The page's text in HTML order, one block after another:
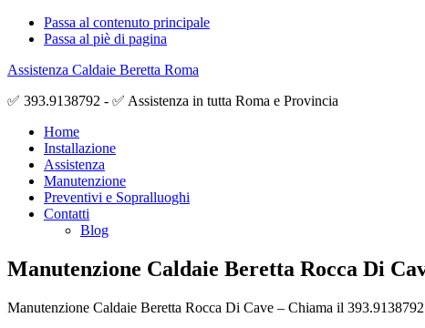
Passa al contenuto principale
Passa al piè di pagina
Assistenza Caldaie Beretta Roma
✅ 393.9138792 - ✅ Assistenza in tutta Roma e Provincia
Home
Installazione
Assistenza
Manutenzione
Preventivi e Sopralluoghi
Contatti
Blog
Manutenzione Caldaie Beretta Rocca Di
Manutenzione Caldaie Beretta Rocca Di Cave – Chiama il